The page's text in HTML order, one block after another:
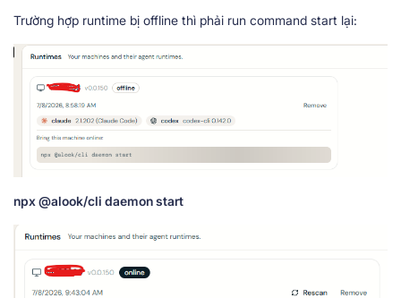
Trường hợp runtime bị offline thì phải run command start lại:
npx @alook/cli daemon start